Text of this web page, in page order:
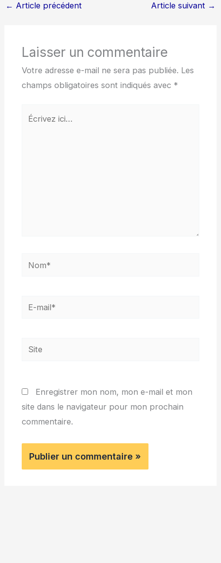
← Article précédent Article suivant →
Laisser un commentaire
Votre adresse e-mail ne sera pas publiée. Les
champs obligatoires sont indiqués avec *
Écrivez
Nom*
E-
Site
Enregistrer mon nom, mon e-mail et mon
site dans le navigateur pour mon prochain
commentaire.